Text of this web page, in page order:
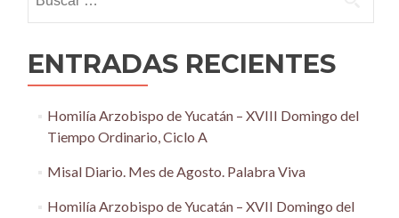
ENTRADAS RECIENTES
Homilía Arzobispo de Yucatán – XVIII Domingo del
Tiempo Ordinario, Ciclo A
Misal Diario. Mes de Agosto. Palabra Viva
Homilía Arzobispo de Yucatán – XVII Domingo del